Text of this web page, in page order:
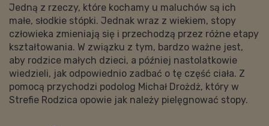
Jedną z rzeczy, które kochamy u maluchów są ich
małe, słodkie stópki. Jednak wraz z wiekiem, stopy
człowieka zmieniają się i przechodzą przez różne etapy
kształtowania. W związku z tym, bardzo ważne jest,
aby rodzice małych dzieci, a później nastolatkowie
wiedzieli, jak odpowiednio zadbać o tę część ciała. Z
pomocą przychodzi podolog Michał Drożdż, który w
Strefie Rodzica opowie jak należy pielęgnować stopy.